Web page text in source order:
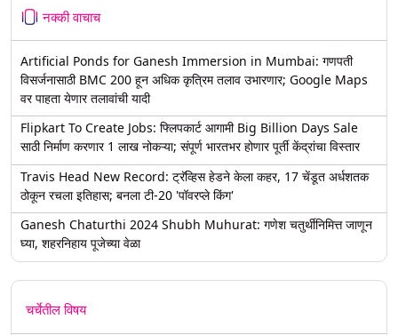
नक्की वाचाच
Artificial Ponds for Ganesh Immersion in Mumbai: गणपती
विसर्जनासाठी BMC 200 हून अधिक कृत्रिम तलाव उभारणार; Google Maps
वर पाहता येणार तलावांची यादी
Flipkart To Create Jobs: फ्लिपकार्ट आगामी Big Billion Days Sale
साठी निर्माण करणार 1 लाख नोकऱ्या; संपूर्ण भारतभर होणार पूर्ती केंद्रांचा विस्तार
Travis Head New Record: ट्रॅव्हिस हेडने केला कहर, 17 चेंडूत अर्धशतक
ठोकून रचला इतिहास; बनला टी-20 'पॉवरप्ले किंग'
Ganesh Chaturthi 2024 Shubh Muhurat: गणेश चतुर्थीनिमित्त जाणून
घ्या, शहरनिहाय पूजेच्या वेळा
चर्चेतील विषय